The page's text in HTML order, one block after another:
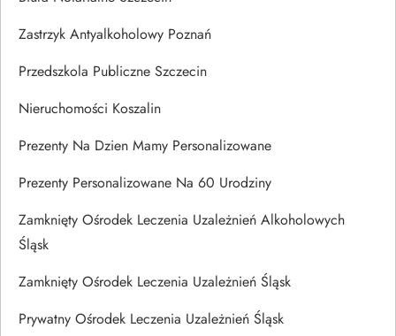
Zastrzyk Antyalkoholowy Poznań
Przedszkola Publiczne Szczecin
Nieruchomości Koszalin
Prezenty Na Dzien Mamy Personalizowane
Prezenty Personalizowane Na 60 Urodziny
Zamknięty Ośrodek Leczenia Uzależnień Alkoholowych
Śląsk
Zamknięty Ośrodek Leczenia Uzależnień Śląsk
Prywatny Ośrodek Leczenia Uzależnień Śląsk